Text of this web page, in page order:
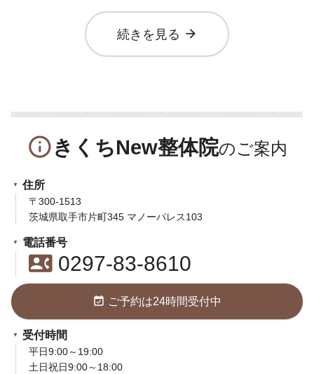
続きを見る arrow_forward
info_outlineきくちNew整体院
住所
〒300-1513
茨城県取手市片町345 マノーパレス103
電話番号
contact_phone0297-83-8610
event_available ご予約は24時間受付中
受付時間
平日9:00～19:00
土日祝日9:00～18:00